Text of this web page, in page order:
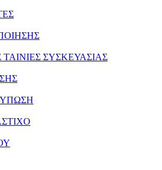
ΣΥΣΚΕΥΑΣΙΑΣ